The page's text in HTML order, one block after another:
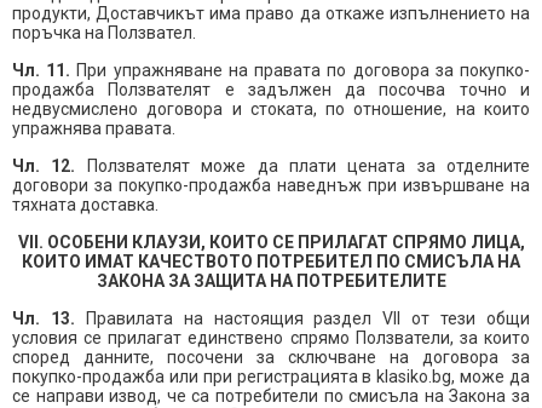
продукти, Доставчикът има право да откаже изпълнението на
поръчка на Ползвател.
Чл. 11. При упражняване на правата по договора за покупко-
продажба Ползвателят е задължен да посочва точно и
недвусмислено договора и стоката, по отношение, на които
упражнява правата.
Чл. 12.
Ползвателят може да плати цената за отделните
договори за покупко-продажба наведнъж при извършване на
тяхната доставка.
VII. ОСОБЕНИ КЛАУЗИ, КОИТО СЕ ПРИЛАГАТ СПРЯМО ЛИЦА,
КОИТО ИМАТ КАЧЕСТВОТО ПОТРЕБИТЕЛ ПО СМИСЪЛА НА
ЗАКОНА ЗА ЗАЩИТА НА ПОТРЕБИТЕЛИТЕ
Чл. 13.
Правилата на настоящия раздел VII от тези общи
условия се прилагат единствено спрямо Ползватели, за които
според данните, посочени за сключване на договора за
покупко-продажба или при регистрацията в klasiko.bg, може да
се направи извод, че са потребители по смисъла на Закона за